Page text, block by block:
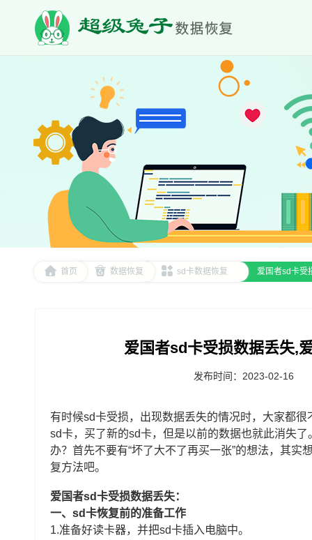
首页 数据恢复 sd卡数据恢复 爱国者sd卡受
爱国者sd卡受损数据丢失,
发布时间：2023-02-16
有时候sd卡受损，出现数据丢失的情况时，大家都
sd卡，买了新的sd卡，但是以前的数据也就此消失
办？首先不要有“坏了大不了再买一张”的想法，其
复方法吧。
爱国者sd卡受损数据丢失：
一、sd卡恢复前的准备工作
1.准备好读卡器，并把sd卡插入电脑中。